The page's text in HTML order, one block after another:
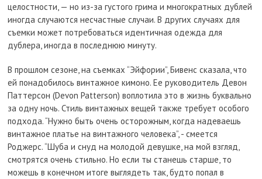
целостности, — но из-за густого грима и многократных дублей
иногда случаются несчастные случаи. В других случаях для
съемки может потребоваться идентичная одежда для
дублера, иногда в последнюю минуту.
В прошлом сезоне, на съемках “Эйфории”, Бивенс сказала, что
ей понадобилось винтажное кимоно. Ее руководитель Девон
Паттерсон (Devon Patterson) воплотила это в жизнь буквально
за одну ночь. Стиль винтажных вещей также требует особого
подхода. “Нужно быть очень осторожным, когда надеваешь
винтажное платье на винтажного человека”, - смеется
Роджерс. “Шуба и снуд на молодой девушке, на мой взгляд,
смотрятся очень стильно. Но если ты станешь старше, то
можешь в конечном итоге выглядеть так, будто попал в